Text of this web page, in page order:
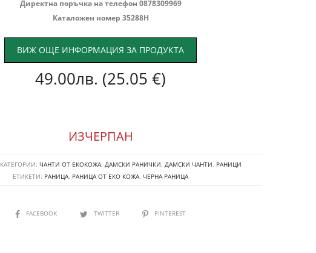
Директна поръчка на телефон 0878309969
Каталожен номер 35288Н
ВИЖ ОЩЕ ИНФОРМАЦИЯ ЗА ПРОДУКТА
49.00лв. (25.05 €)
ИЗЧЕРПАН
КАТЕГОРИИ: ЧАНТИ ОТ ЕКОКОЖА, ДАМСКИ РАНИЧКИ, ДАМСКИ ЧАНТИ, РАНИЦИ
ЕТИКЕТИ: РАНИЦА, РАНИЦА ОТ ЕКО КОЖА, ЧЕРНА РАНИЦА
SHAREFACEBOOK TWITTER PINTEREST